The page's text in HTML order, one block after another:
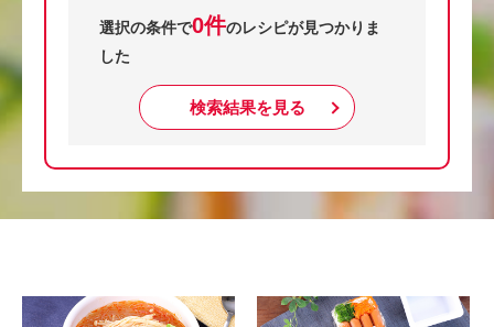
選択の条件で0件のレシピが見つかりま
した
検索結果を見る